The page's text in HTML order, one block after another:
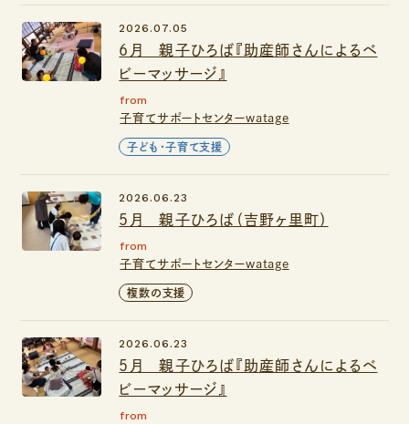
6月 親子ひろば『助産師さんによるベ
ビーマッサージ』
2026.07.05
from
子育てサポートセンターwatage
子ども・子育て支援
５月 親子ひろば（吉野ヶ里町）
2026.06.23
from
子育てサポートセンターwatage
複数の支援
５月 親子ひろば『助産師さんによるベ
ビーマッサージ』
2026.06.23
from